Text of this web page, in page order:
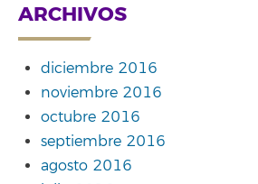
ARCHIVOS
diciembre 2016
noviembre 2016
octubre 2016
septiembre 2016
agosto 2016